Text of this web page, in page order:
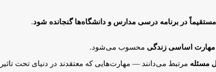
.
اساسی زندگی محسوب می‌شود.
مسئله مرتبط می‌دانند — مهارت‌هایی که معتقدند در دنیای تحت